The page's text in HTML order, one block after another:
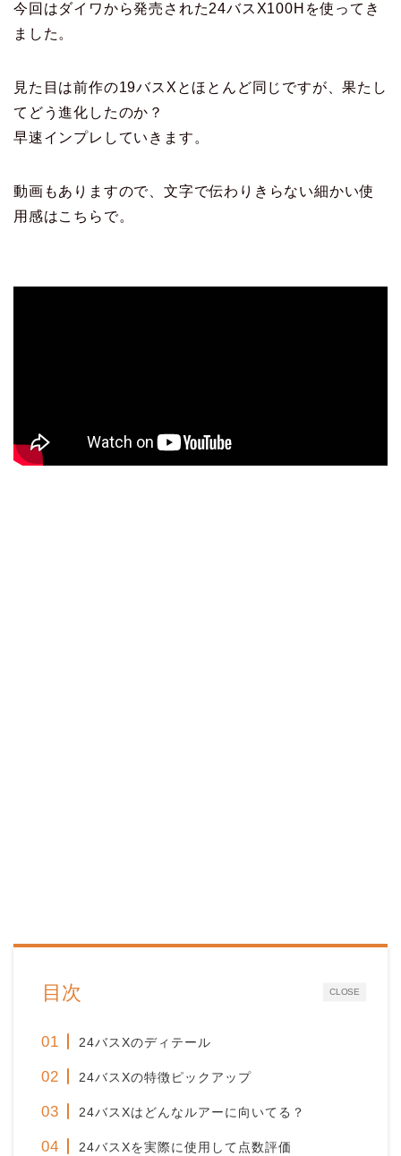
今回はダイワから発売された24バスX100Hを使ってき
ました。
見た目は前作の19バスXとほとんど同じですが、果たし
てどう進化したのか？
早速インプレしていきます。
動画もありますので、文字で伝わりきらない細かい使
用感はこちらで。
CLOSE
目次
24バスXのディテール
24バスXの特徴ピックアップ
24バスXはどんなルアーに向いてる？
24バスXを実際に使用して点数評価